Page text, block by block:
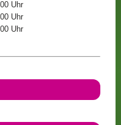
Uhr
Uhr
Uhr